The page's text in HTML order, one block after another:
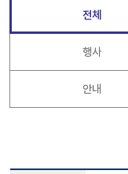
전체
행사
안내